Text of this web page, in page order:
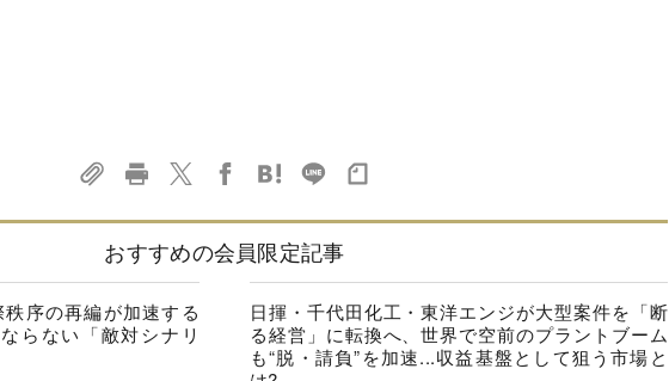
おすすめの会員限定記事
秩序の再編が加速する
らない「敵対シナリ
日揮・千代田化工・東洋エンジが大型案件を「断
る経営」に転換へ、世界で空前のプラントブーム
も“脱・請負”を加速...収益基盤として狙う市場と